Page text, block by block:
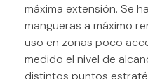
máxima extensión. Se
mangueras a máximo
uso en zonas poco
medido el nivel de
distintos puntos